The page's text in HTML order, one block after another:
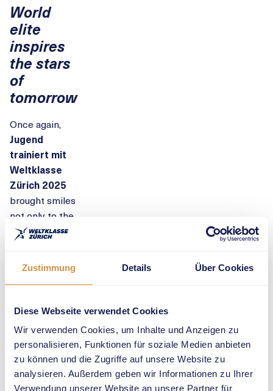
Zustimmung Details Über Cookies
Diese Webseite verwendet Cookies
Wir verwenden Cookies, um Inhalte und Anzeigen zu
personalisieren, Funktionen für soziale Medien anbieten
zu können und die Zugriffe auf unsere Website zu
analysieren. Außerdem geben wir Informationen zu Ihrer
Verwendung unserer Website an unsere Partner für
World
elite
inspires
the stars
of
tomorrow
Once again,
Jugend
trainiert mit
Weltklasse
Zürich 2025
brought smiles
not only to the
500 children
participating
but also to the
athletics stars
coachesled
popular
children’s
athletics
training